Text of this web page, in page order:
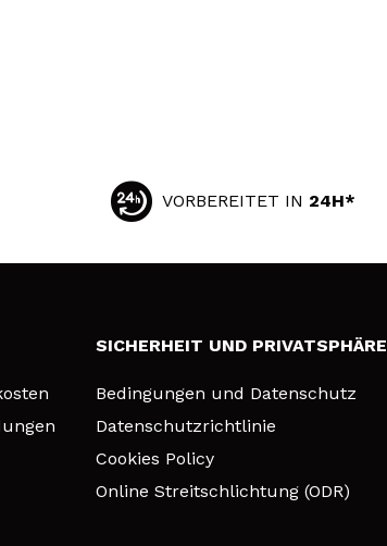
VORBEREITET IN 24H*
SICHERHEIT UND PRIVATSPHÄRE
Bedingungen und Datenschutz
Datenschutzrichtlinie
Cookies Policy
Online Streitschlichtung (ODR)